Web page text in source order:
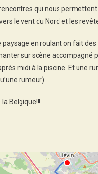
qui nous
le vent du Nord et les
paysage en roulant on fait
sur scène accompagné
midi à la piscine. Et une
rumeur).
Belgique!!!